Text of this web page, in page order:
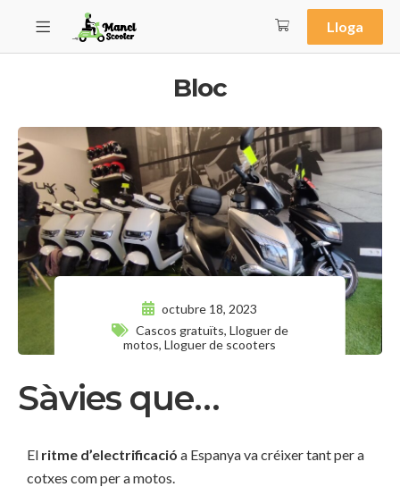
Lloga
Bloc
octubre 18, 2023
Cascos gratuïts, Lloguer de
motos,Lloguer de scooters
Sàvies que…
El ritme d’electrificació a Espanya va créixer tant per a
cotxes com per a motos.